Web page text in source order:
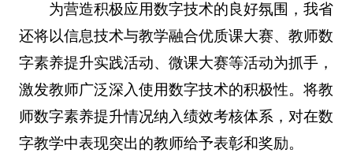
为营造积极应用数字技术的良好氛围，我省
还将以信息技术与教学融合优质课大赛、教师数
字素养提升实践活动、微课大赛等活动为抓手，
激发教师广泛深入使用数字技术的积极性。将教
师数字素养提升情况纳入绩效考核体系，对在数
字教学中表现突出的教师给予表彰和奖励。